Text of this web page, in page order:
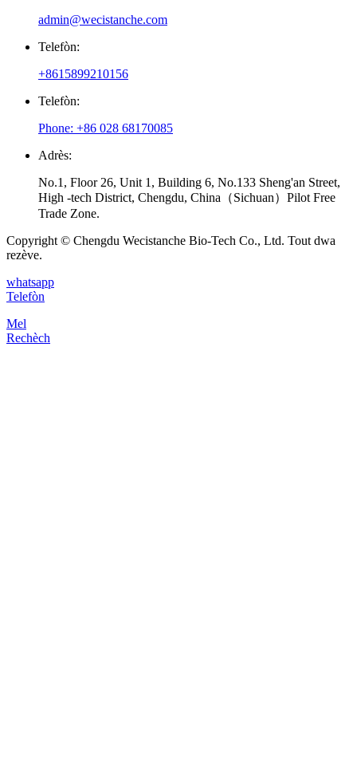
admin@wecistanche.com
Telefòn:
+8615899210156
Telefòn:
Phone: +86 028 68170085
Adrès:
No.1, Floor 26, Unit 1, Building 6, No.133 Sheng'an Street,
High -tech District, Chengdu, China（Sichuan）Pilot Free
Trade Zone.
Copyright © Chengdu Wecistanche Bio-Tech Co., Ltd. Tout dwa
rezève.
whatsapp
Telefòn
Mel
Rechèch